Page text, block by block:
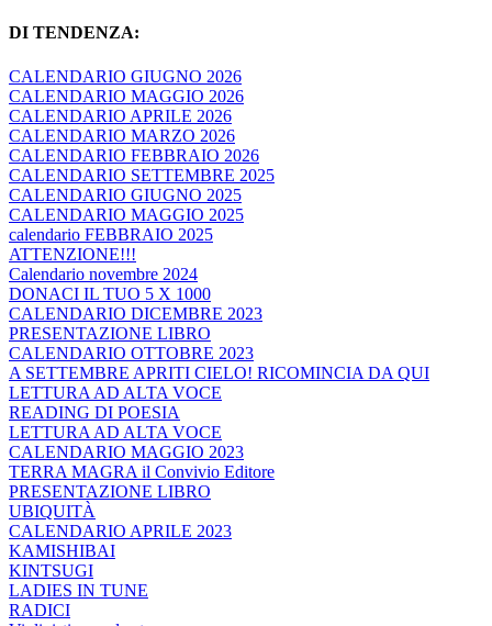
DI TENDENZA:
CALENDARIO GIUGNO 2026
CALENDARIO MAGGIO 2026
CALENDARIO APRILE 2026
CALENDARIO MARZO 2026
CALENDARIO FEBBRAIO 2026
CALENDARIO SETTEMBRE 2025
CALENDARIO GIUGNO 2025
CALENDARIO MAGGIO 2025
calendario FEBBRAIO 2025
ATTENZIONE!!!
Calendario novembre 2024
DONACI IL TUO 5 X 1000
CALENDARIO DICEMBRE 2023
PRESENTAZIONE LIBRO
CALENDARIO OTTOBRE 2023
A SETTEMBRE APRITI CIELO! RICOMINCIA DA QUI
LETTURA AD ALTA VOCE
READING DI POESIA
LETTURA AD ALTA VOCE
CALENDARIO MAGGIO 2023
TERRA MAGRA il Convivio Editore
PRESENTAZIONE LIBRO
UBIQUITÀ
CALENDARIO APRILE 2023
KAMISHIBAI
KINTSUGI
LADIES IN TUNE
RADICI